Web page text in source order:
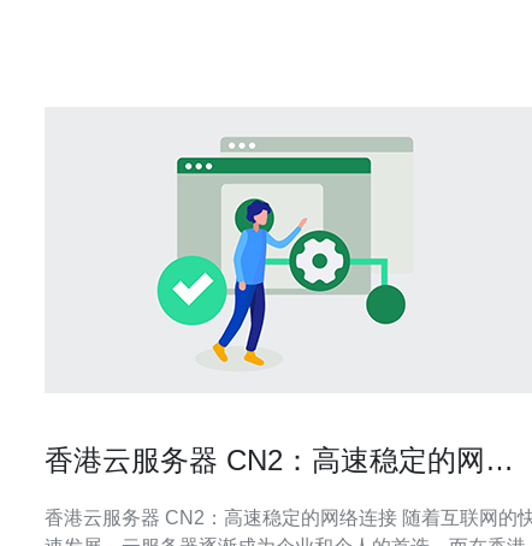
香港云服务器 CN2：高速稳定的网络
香港云服务器 CN2：高速稳定的网络连接 随着互联网的快